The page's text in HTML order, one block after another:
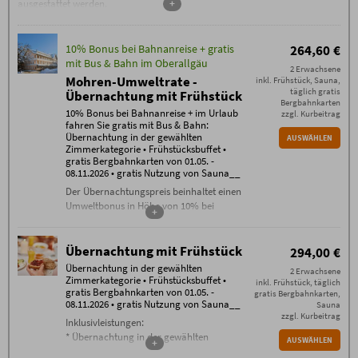
ausgestattet werden. +
10% Bonus bei Bahnanreise + gratis
mit Bus & Bahn im Oberallgäu
Mohren-Umweltrate -
Übernachtung mit Frühstück
10% Bonus bei Bahnanreise + im Urlaub
fahren Sie gratis mit Bus & Bahn:
Übernachtung in der gewählten
Zimmerkategorie • Frühstücksbuffet •
gratis Bergbahnkarten von 01.05. -
08.11.2026 • gratis Nutzung von Sauna__
Der Übernachtungspreis beinhaltet einen
Umweltbonus in Höhe von 10% bei
Übernachtung in der gewählten
Zimmerkategorie
Frühstücksbuffet
gratis WLAN im gesamten Haus
täglich freie Nutzung der Sauna
Bergbahn unlimited
Tickets für alle Bergbahnen
+
264,60 €
2 Erwachsene
inkl. Frühstück, Sauna,
täglich gratis
Bergbahnkarten
zzgl. Kurbeitrag
AUSWÄHLEN
Übernachtung mit Frühstück
Übernachtung in der gewählten
Zimmerkategorie • Frühstücksbuffet •
gratis Bergbahnkarten von 01.05. -
08.11.2026 • gratis Nutzung von Sauna__
Inklusivleistungen:
* Übernachtung in der gewählten
+
294,00 €
2 Erwachsene
inkl. Frühstück, täglich
gratis Bergbahnkarten,
Sauna
zzgl. Kurbeitrag
AUSWÄHLEN